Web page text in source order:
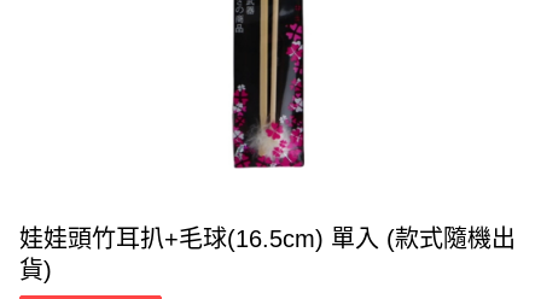
娃娃頭竹耳扒+毛球(16.5cm) 單入 (款式隨機出
貨)